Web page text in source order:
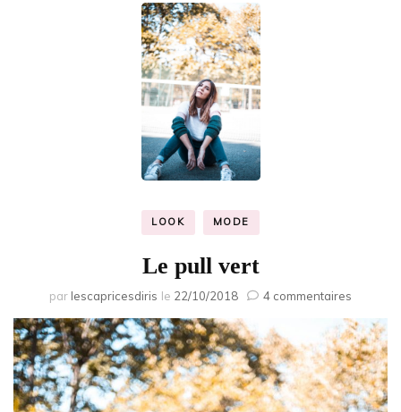
LOOK MODE
Le pull vert
par lescapricesdiris le 22/10/2018 4 commentaires
pull
vert